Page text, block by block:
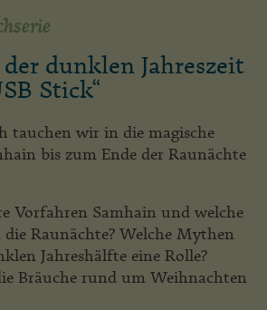
der dunklen Jahreszeit
Stick“
tauchen wir in die magische
bis zum Ende der Raunächte
Vorfahren Samhain und welche
Raunächte? Welche Mythen
Jahreshälfte eine Rolle?
Bräuche rund um Weihnachten